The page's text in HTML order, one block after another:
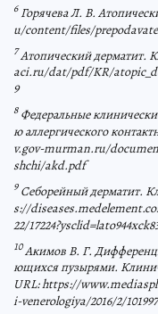
6Горячева Л. В.
u/content/files/
7Атопический дерматит.
aci.ru/dat/pdf/KR/
9
8Федеральные
ю аллергического
v.gov-murman.ru/
shchi/akd.pdf
9Себорейный дерматит.
s://
22/
10Акимов В. Г.
ющихся пузырями.
URL: https://
i-venerologiya/2016/2/